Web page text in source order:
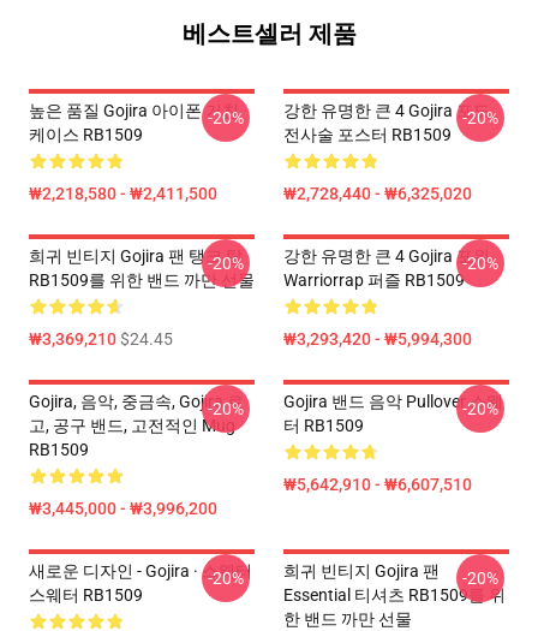
베스트셀러 제품
높은 품질 Gojira 아이폰 거친
케이스 RB1509
₩2,218,580 - ₩2,411,500
-20%
강한 유명한 큰 4 Gojira 포도
전사술 포스터 RB1509
₩2,728,440 - ₩6,325,020
-20%
희귀 빈티지 Gojira 팬 탱크 탑
RB1509를 위한 밴드 까만 선물
₩3,369,210$24.45
-20%
강한 유명한 큰 4 Gojira 포위
Warriorrap 퍼즐 RB1509
₩3,293,420 - ₩5,994,300
-20%
Gojira, 음악, 중금속, Gojira 로
고, 공구 밴드, 고전적인 Mug
RB1509
₩3,445,000 - ₩3,996,200
-20%
Gojira 밴드 음악 Pullover 스웨
터 RB1509
₩5,642,910 - ₩6,607,510
-20%
새로운 디자인 - Gojira · 스웨터
스웨터 RB1509
-20%
희귀 빈티지 Gojira 팬
Essential 티셔츠 RB1509를 위
한 밴드 까만 선물
-20%